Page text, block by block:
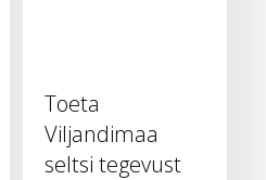
Toeta
Viljandimaa
seltsi tegevust